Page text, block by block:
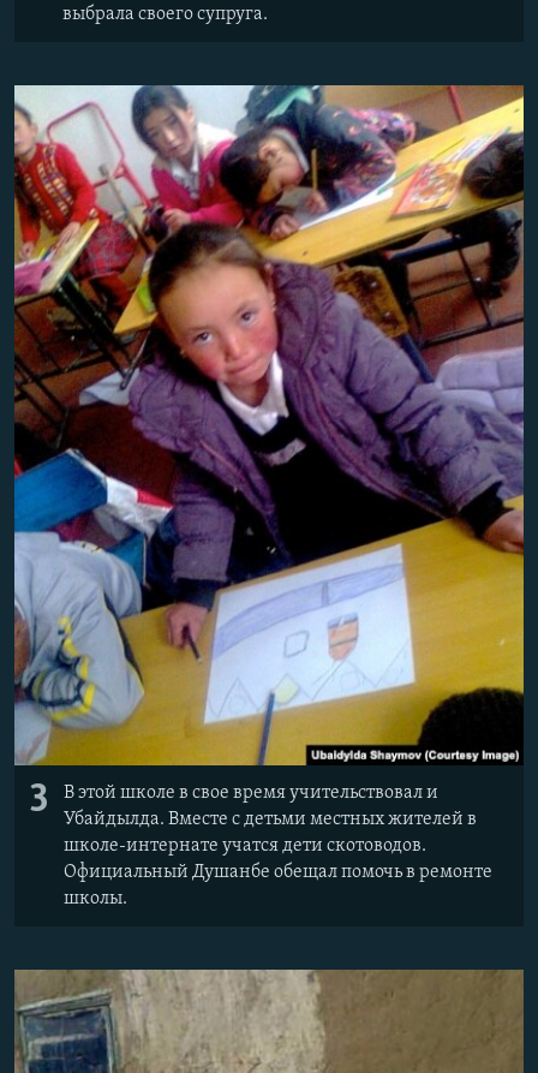
выбрала своего супруга.
3
В этой школе в свое время учительствовал и
Убайдылда. Вместе с детьми местных жителей в
школе-интернате учатся дети скотоводов.
Официальный Душанбе обещал помочь в ремонте
школы.